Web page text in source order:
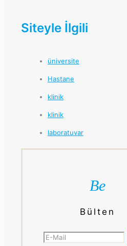
Siteyle İlgili
üniversite
Hastane
klinik
klinik
laboratuvar
Be
Bülten